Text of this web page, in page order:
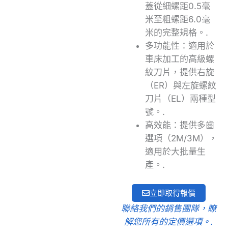
蓋從細螺距0.5毫
米至粗螺距6.0毫
米的完整規格。.
多功能性：適用於
車床加工的高級螺
紋刀片，提供右旋
（ER）與左旋螺紋
刀片（EL）兩種型
號。.
高效能：提供多齒
選項（2M/3M），
適用於大批量生
產。.
立即取得報價
聯絡我們的銷售團隊，瞭
解您所有的定價選項。.